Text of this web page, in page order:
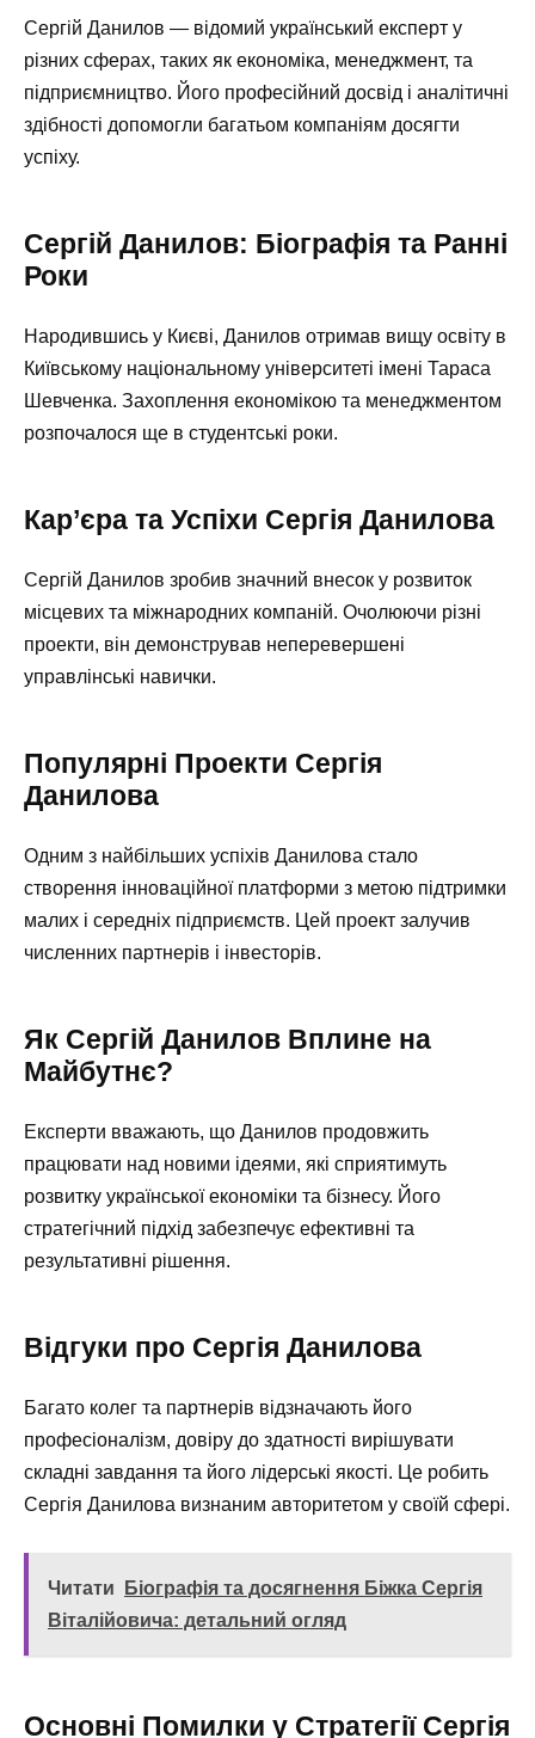
Сергій Данилов — відомий український експерт у
різних сферах, таких як економіка, менеджмент, та
підприємництво. Його професійний досвід і аналітичні
здібності допомогли багатьом компаніям досягти
успіху.
Сергій Данилов: Біографія та Ранні
Роки
Народившись у Києві, Данилов отримав вищу освіту в
Київському національному університеті імені Тараса
Шевченка. Захоплення економікою та менеджментом
розпочалося ще в студентські роки.
Кар’єра та Успіхи Сергія Данилова
Сергій Данилов зробив значний внесок у розвиток
місцевих та міжнародних компаній. Очолюючи різні
проекти, він демонстрував неперевершені
управлінські навички.
Популярні Проекти Сергія
Данилова
Одним з найбільших успіхів Данилова стало
створення інноваційної платформи з метою підтримки
малих і середніх підприємств. Цей проект залучив
численних партнерів і інвесторів.
Як Сергій Данилов Вплине на
Майбутнє?
Експерти вважають, що Данилов продовжить
працювати над новими ідеями, які сприятимуть
розвитку української економіки та бізнесу. Його
стратегічний підхід забезпечує ефективні та
результативні рішення.
Відгуки про Сергія Данилова
Багато колег та партнерів відзначають його
професіоналізм, довіру до здатності вирішувати
складні завдання та його лідерські якості. Це робить
Сергія Данилова визнаним авторитетом у своїй сфері.
Читати
Біографія та досягнення Біжка Сергія
Віталійовича: детальний огляд
Основні Помилки у Стратегії Сергія